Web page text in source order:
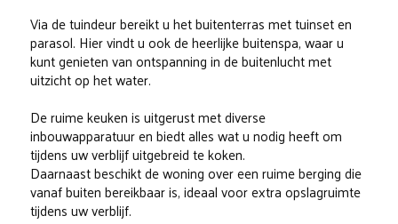
Via de tuindeur bereikt u het buitenterras met tuinset en
parasol. Hier vindt u ook de heerlijke buitenspa, waar u
kunt genieten van ontspanning in de buitenlucht met
uitzicht op het water.
De ruime keuken is uitgerust met diverse
inbouwapparatuur en biedt alles wat u nodig heeft om
tijdens uw verblijf uitgebreid te koken.
Daarnaast beschikt de woning over een ruime berging die
vanaf buiten bereikbaar is, ideaal voor extra opslagruimte
tijdens uw verblijf.